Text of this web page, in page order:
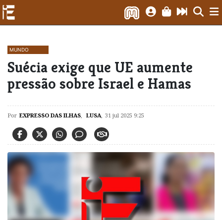
MUNDO
Suécia exige que UE aumente
pressão sobre Israel e Hamas
Por EXPRESSO DAS ILHAS, LUSA, 31 jul 2025 9:25